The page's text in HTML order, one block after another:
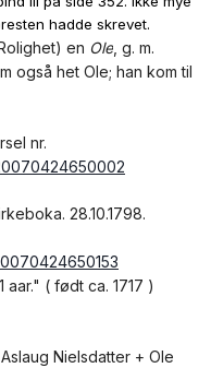
hadde skrevet.
en Ole , g. m.
også het Ole; han kom til
nr.
28.10.1798.
( født ca. 1717 )
Nielsdatter + Ole